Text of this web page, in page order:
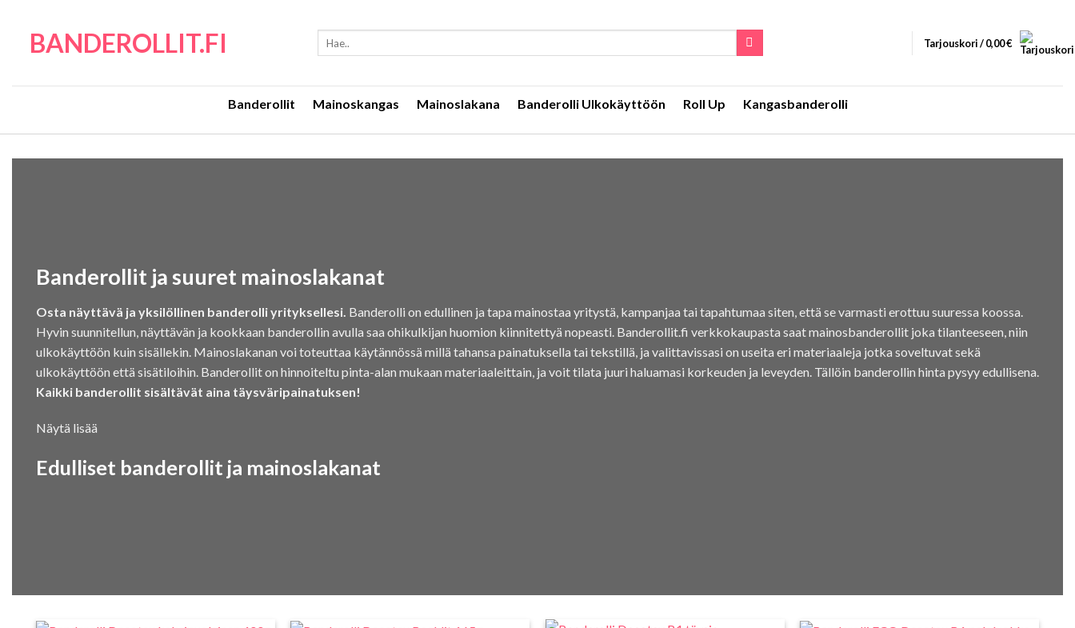
contentBANDEROLLIT.FI Tarjouskori /0,00€
Banderollit Mainoskangas Mainoslakana Banderolli Ulkokäyttöön Roll Up Kangasbanderolli
Banderollit ja suuret mainoslakanat
Osta näyttävä ja yksilöllinen banderolli yrityksellesi. Banderolli on edullinen ja tapa mainostaa yritystä, kampanjaa tai tapahtumaa siten, että se varmasti erottuu suuressa koossa.
Hyvin suunnitellun, näyttävän ja kookkaan banderollin avulla saa ohikulkijan huomion kiinnitettyä nopeasti. Banderollit.fi verkkokaupasta saat mainosbanderollit joka tilanteeseen, niin
ulkokäyttöön kuin sisällekin. Mainoslakanan voi toteuttaa käytännössä millä tahansa painatuksella tai tekstillä, ja valittavissasi on useita eri materiaaleja jotka soveltuvat sekä
ulkokäyttöön että sisätiloihin. Banderollit on hinnoiteltu pinta-alan mukaan materiaaleittain, ja voit tilata juuri haluamasi korkeuden ja leveyden. Tällöin banderollin hinta pysyy edullisena.
Kaikki banderollit sisältävät aina täysväripainatuksen!
Näytä lisää
Edulliset banderollit ja mainoslakanat